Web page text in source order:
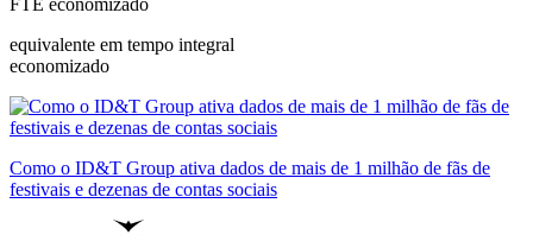
equivalente em tempo integral
economizado
Como o ID&T Group ativa dados de mais de 1 milhão de fãs de
festivais e dezenas de contas sociais